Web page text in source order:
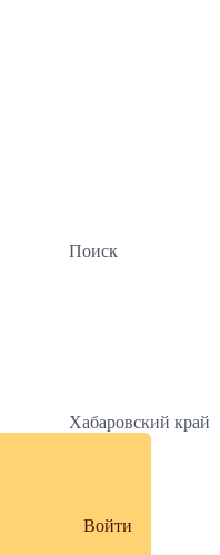
Поиск
Хабаровский край
Войти